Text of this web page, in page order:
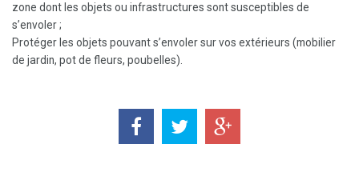
zone dont les objets ou infrastructures sont susceptibles de
s’envoler ;
Protéger les objets pouvant s’envoler sur vos extérieurs (mobilier
de jardin, pot de fleurs, poubelles).